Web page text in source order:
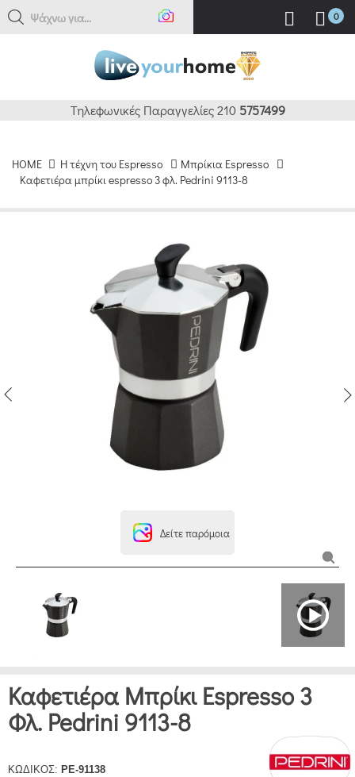
Α 0
Τηλεφωνικές Παραγγελίες 210 5757499
HOME H τέχνη του Espresso
Μπρίκια Espresso
Καφετιέρα μπρίκι espresso 3 φλ. Pedrini 9113-8
Δείτε παρόμοια
Καφετιέρα Μπρίκι Espresso 3
Φλ. Pedrini 9113-8
ΚΩΔΙΚΟΣ: PE-91138